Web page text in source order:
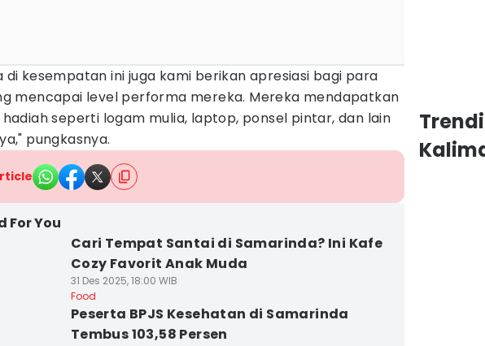
di kesempatan ini juga kami berikan apresiasi bagi para
mencapai level performa mereka. Mereka mendapatkan
seperti logam mulia, laptop, ponsel pintar, dan lain
pungkasnya.
For You
Cari Tempat Santai di Samarinda? Ini Kafe
Cozy Favorit Anak Muda
31 Des 2025, 18:00 WIB
Food
Peserta BPJS Kesehatan di Samarinda
Tembus 103,58 Persen